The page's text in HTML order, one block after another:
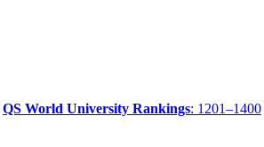
QS World University Rankings: 1201–1400